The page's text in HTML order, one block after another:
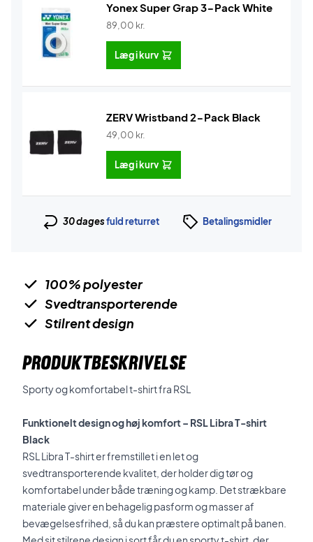
Yonex Super Grap 3-Pack White
89,00 kr.
Læg i kurv
ZERV Wristband 2-Pack Black
49,00 kr.
Læg i kurv
30 dagesfuld returret Betalingsmidler
100% polyester
Svedtransporterende
Stilrent design
PRODUKTBESKRIVELSE
Sporty og komfortabel t-shirt fra RSL
Funktionelt design og høj komfort – RSL Libra T-shirt
Black
RSL Libra T-shirt er fremstillet i en let og
svedtransporterende kvalitet, der holder dig tør og
komfortabel under både træning og kamp. Det strækbare
materiale giver en behagelig pasform og masser af
bevægelsesfrihed, så du kan præstere optimalt på banen.